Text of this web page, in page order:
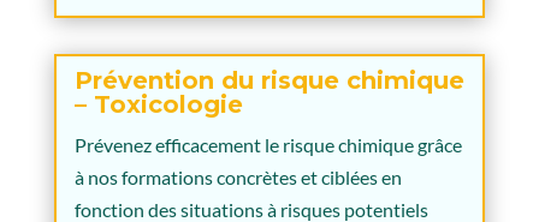
Prévention du risque chimique
– Toxicologie
Prévenez efficacement le risque chimique grâce
à nos formations concrètes et ciblées en
fonction des situations à risques potentiels